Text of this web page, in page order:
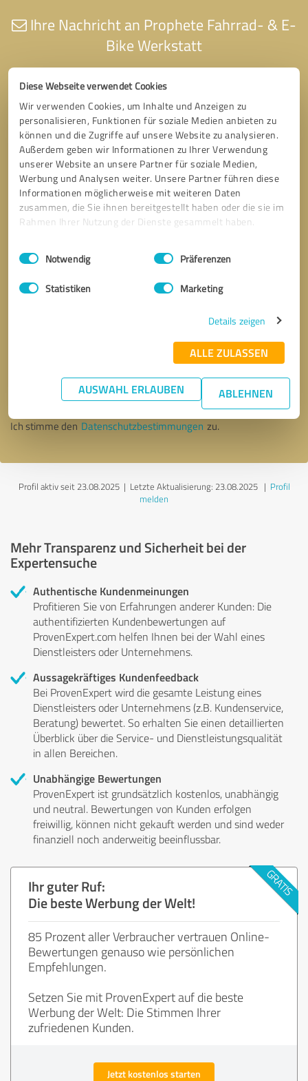
Diese Webseite verwendet Cookies
Wir verwenden Cookies, um Inhalte und Anzeigen zu
personalisieren, Funktionen für soziale Medien anbieten zu
können und die Zugriffe auf unsere Website zu analysieren.
Außerdem geben wir Informationen zu Ihrer Verwendung
unserer Website an unsere Partner für soziale Medien,
Werbung und Analysen weiter. Unsere Partner führen diese
Informationen möglicherweise mit weiteren Daten
zusammen, die Sie ihnen bereitgestellt haben oder die sie im
Rahmen Ihrer Nutzung der Dienste gesammelt haben.
Impressum Datenschutzbestimmungen
Einwilligungsauswahl
Notwendig Präferenzen
Statistiken Marketing
Details zeigen
ALLE ZULASSEN
AUSWAHL ERLAUBEN ABLEHNEN
Ihre Nachricht an Prophete Fahrrad- & E-
Bike Werkstatt
* Erforderliche Angaben
Nachricht senden
Ich stimme den Datenschutzbestimmungen zu.
Profil aktiv seit 23.08.2025 | Letzte Aktualisierung: 23.08.2025| Profil
melden
Mehr Transparenz und Sicherheit bei der
Expertensuche
Authentische Kundenmeinungen
Profitieren Sie von Erfahrungen anderer Kunden: Die
authentifizierten Kundenbewertungen auf
ProvenExpert.com helfen Ihnen bei der Wahl eines
Dienstleisters oder Unternehmens.
Aussagekräftiges Kundenfeedback
Bei ProvenExpert wird die gesamte Leistung eines
Dienstleisters oder Unternehmens (z.B. Kundenservice,
Beratung) bewertet. So erhalten Sie einen detaillierten
Überblick über die Service- und Dienstleistungsqualität
in allen Bereichen.
Unabhängige Bewertungen
ProvenExpert ist grundsätzlich kostenlos, unabhängig
und neutral. Bewertungen von Kunden erfolgen
freiwillig, können nicht gekauft werden und sind weder
finanziell noch anderweitig beeinflussbar.
Ihr guter Ruf:
Die beste Werbung der Welt!
85 Prozent aller Verbraucher vertrauen Online-
Bewertungen genauso wie persönlichen
Empfehlungen.
Setzen Sie mit ProvenExpert auf die beste
Werbung der Welt: Die Stimmen Ihrer
zufriedenen Kunden.
Jetzt kostenlos starten